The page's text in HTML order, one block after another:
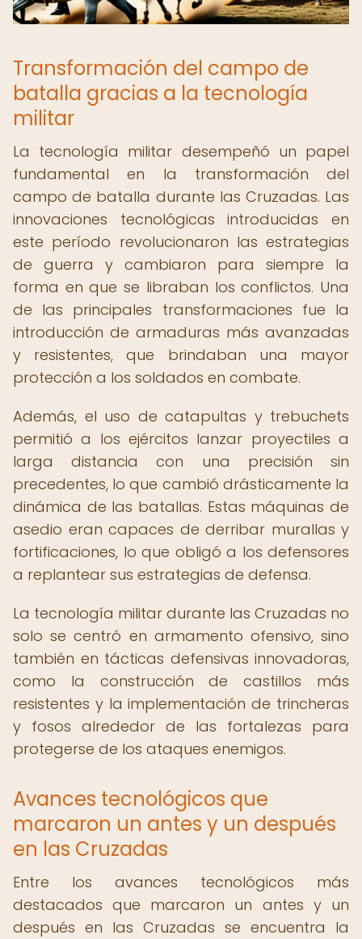
Transformación del campo de
batalla gracias a la tecnología
militar
La tecnología militar desempeñó un papel
fundamental en la transformación del
campo de batalla durante las Cruzadas. Las
innovaciones tecnológicas introducidas en
este período revolucionaron las estrategias
de guerra y cambiaron para siempre la
forma en que se libraban los conflictos. Una
de las principales transformaciones fue la
introducción de armaduras más avanzadas
y resistentes, que brindaban una mayor
protección a los soldados en combate.
Además, el uso de catapultas y trebuchets
permitió a los ejércitos lanzar proyectiles a
larga distancia con una precisión sin
precedentes, lo que cambió drásticamente la
dinámica de las batallas. Estas máquinas de
asedio eran capaces de derribar murallas y
fortificaciones, lo que obligó a los defensores
a replantear sus estrategias de defensa.
La tecnología militar durante las Cruzadas no
solo se centró en armamento ofensivo, sino
también en tácticas defensivas innovadoras,
como la construcción de castillos más
resistentes y la implementación de trincheras
y fosos alrededor de las fortalezas para
protegerse de los ataques enemigos.
Avances tecnológicos que
marcaron un antes y un después
en las Cruzadas
Entre los avances tecnológicos más
destacados que marcaron un antes y un
después en las Cruzadas se encuentra la